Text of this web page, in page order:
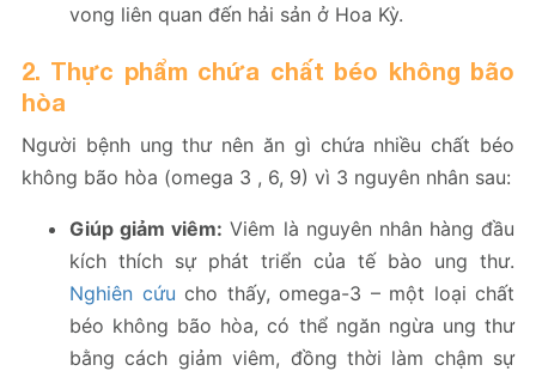
vong liên quan đến hải sản ở Hoa Kỳ.
2. Thực phẩm chứa chất béo không bão
hòa
Người bệnh ung thư nên ăn gì chứa nhiều chất béo
không bão hòa (omega 3 , 6, 9) vì 3 nguyên nhân sau:
Giúp giảm viêm: Viêm là nguyên nhân hàng đầu
kích thích sự phát triển của tế bào ung thư.
Nghiên cứu cho thấy, omega-3 – một loại chất
béo không bão hòa, có thể ngăn ngừa ung thư
bằng cách giảm viêm, đồng thời làm chậm sự